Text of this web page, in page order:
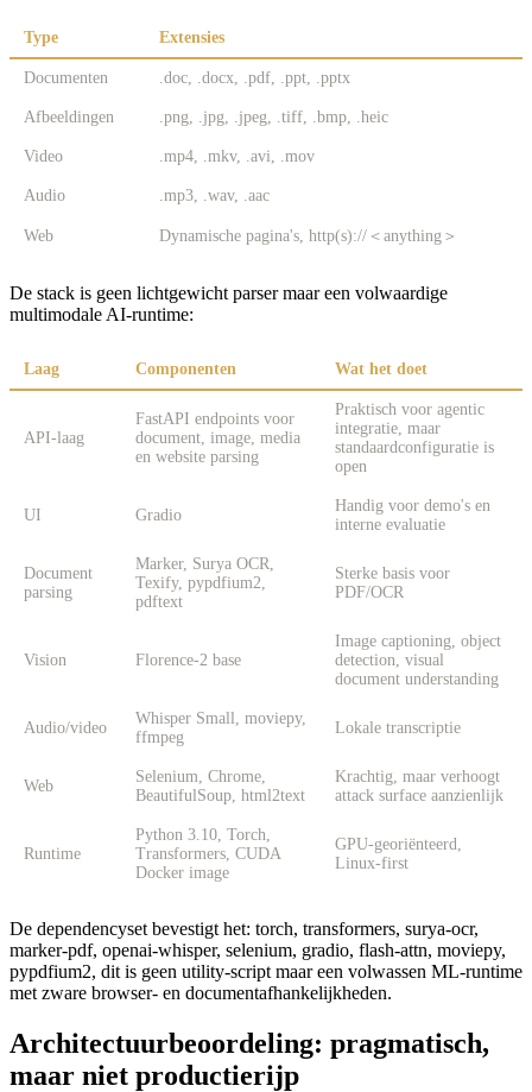
Type Extensies
Documenten .doc, .docx, .pdf, .ppt, .pptx
Afbeeldingen .png, .jpg, .jpeg, .tiff, .bmp, .heic
Video .mp4, .mkv, .avi, .mov
Audio .mp3, .wav, .aac
Web Dynamische pagina's, http(s)://＜anything＞
De stack is geen lichtgewicht parser maar een volwaardige
multimodale AI-runtime:
Laag Componenten Wat het doet
API-laag
FastAPI endpoints voor
document, image, media
en website parsing
Praktisch voor agentic
integratie, maar
standaardconfiguratie is
open
UI Gradio
Handig voor demo's en
interne evaluatie
Document
parsing
Marker, Surya OCR,
Texify, pypdfium2,
pdftext
Sterke basis voor
PDF/OCR
Vision Florence-2 base
Image captioning, object
detection, visual
document understanding
Audio/video
Whisper Small, moviepy,
ffmpeg
Lokale transcriptie
Web
Selenium, Chrome,
BeautifulSoup, html2text
Krachtig, maar verhoogt
attack surface aanzienlijk
Runtime
Python 3.10, Torch,
Transformers, CUDA
Docker image
GPU-georiënteerd,
Linux-first
De dependencyset bevestigt het: torch, transformers, surya-ocr,
marker-pdf, openai-whisper, selenium, gradio, flash-attn, moviepy,
pypdfium2, dit is geen utility-script maar een volwassen ML-runtime
met zware browser- en documentafhankelijkheden.
Architectuurbeoordeling: pragmatisch,
maar niet productierijp